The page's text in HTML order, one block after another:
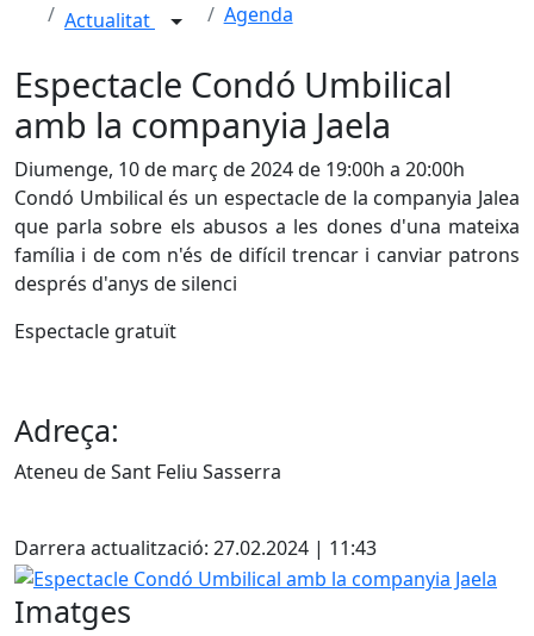
Actualitat Agenda
Espectacle Condó Umbilical
amb la companyia Jaela
Diumenge, 10 de març de 2024 de 19:00h a 20:00h
Condó Umbilical és un espectacle de la companyia Jalea
que parla sobre els abusos a les dones d'una mateixa
família i de com n'és de difícil trencar i canviar patrons
després d'anys de silenci
Espectacle gratuït
Adreça:
Ateneu de Sant Feliu Sasserra
Darrera actualització: 27.02.2024 | 11:43
Espectacle Condó Umbilical amb la companyia Jaela
Imatges